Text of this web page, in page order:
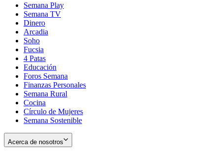
Semana Play
Semana TV
Dinero
Arcadia
Soho
in
new
window
Fucsia
in
new
window
4 Patas
Educación
Foros Semana
Finanzas Personales
Semana Rural
Cocina
Círculo de Mujeres
Semana Sostenible
Acerca de nosotros